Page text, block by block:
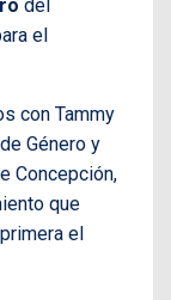
del
el
con Tammy
Género y
Concepción,
que
el